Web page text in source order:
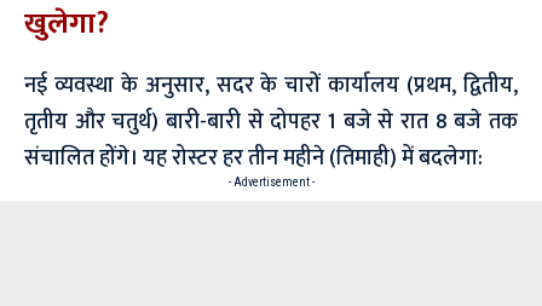
खुलेगा?
नई व्यवस्था के अनुसार, सदर के चारों कार्यालय (प्रथम, द्वितीय,
तृतीय और चतुर्थ) बारी-बारी से दोपहर 1 बजे से रात 8 बजे तक
संचालित होंगे। यह रोस्टर हर तीन महीने (तिमाही) में बदलेगा:
- Advertisement -